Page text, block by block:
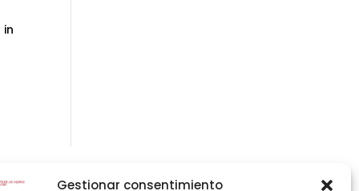
Gestionar consentimiento